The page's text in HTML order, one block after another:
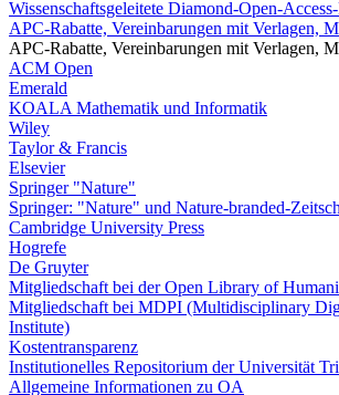
Wissenschaftsgeleitete Diamond-Open-
APC-Rabatte, Vereinbarungen mit Verlagen,
APC-Rabatte, Vereinbarungen mit Verlagen,
ACM Open
Emerald
KOALA Mathematik und Informatik
Wiley
Taylor & Francis
Elsevier
Springer "Nature"
Springer: "Nature" und Nature-branded-
Cambridge University Press
Hogrefe
De Gruyter
Mitgliedschaft bei der Open Library of
Mitgliedschaft bei MDPI (Multidisciplinary
Institute)
Kostentransparenz
Institutionelles Repositorium der Universität
Allgemeine Informationen zu OA